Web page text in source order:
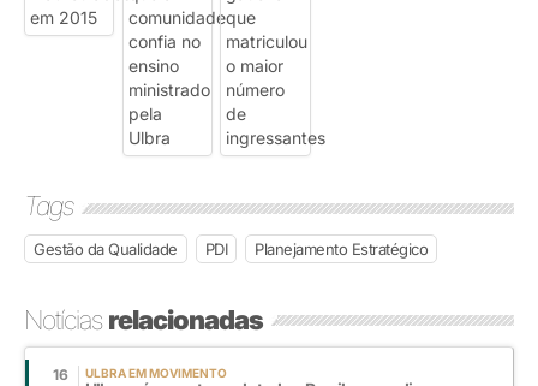
Tags
Gestão da Qualidade PDI Planejamento Estratégico
Notíciasrelacionadas
16 ULBRA EM MOVIMENTO